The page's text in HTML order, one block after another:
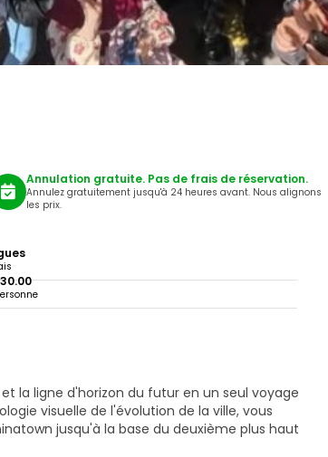
Annulation gratuite. Pas de frais de réservation.
Annulez gratuitement jusqu'à 24 heures avant. Nous alignons
les prix.
la ligne d'horizon du futur en un seul voyage
visuelle de l'évolution de la ville, vous
jusqu'à la base du deuxième plus haut